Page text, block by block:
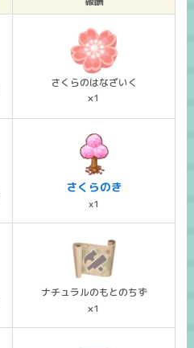
さくらのはなざいく
×1
さくらのき
x1
ナチュラルのもとのちず
×1